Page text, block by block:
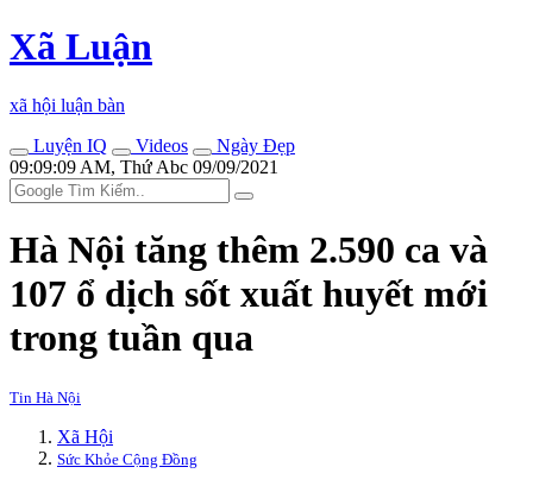
Xã Luận
xã hội luận bàn
Luyện IQ
Videos
Ngày Đẹp
09:09:09 AM, Thứ Abc 09/09/2021
Hà Nội tăng thêm 2.590 ca và
107 ổ dịch sốt xuất huyết mới
trong tuần qua
Tin Hà Nội
Xã Hội
Sức Khỏe Cộng Đồng